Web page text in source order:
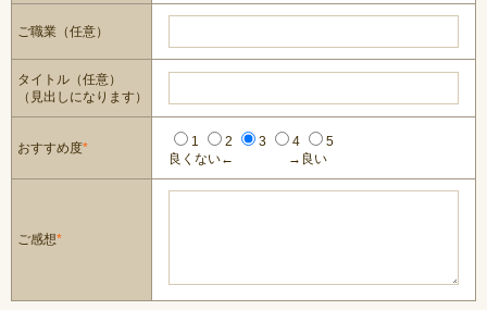
ご職業（任意）
タイトル（任意）
（見出しになります）
おすすめ度* 1 2 3 4
5
良くない←
→良い
ご感想*